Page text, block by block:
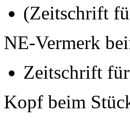
(Zeitschrift
NE-Vermerk
Zeitschrift
Kopf beim